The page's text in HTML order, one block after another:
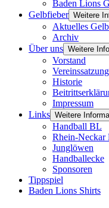
Baden Lions
Gelbfieber Weitere
Aktuelles
Archiv
Über uns Weitere
Vorstand
Vereinssatzung
Historie
Impressum
Links Weitere
Handball BL
Rhein-Neckar
Junglöwen
Handballecke
Sponsoren
Tippspiel
Baden Lions Shirts